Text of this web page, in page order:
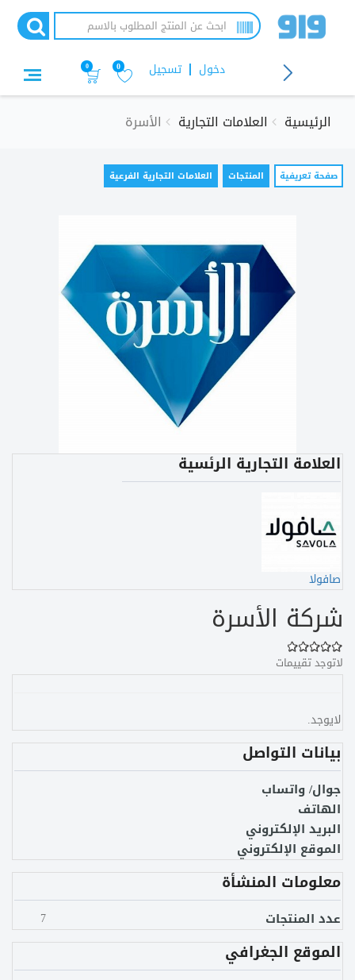
تسجيل دخول 0
0
الرئيسية العلامات التجارية الأسرة
التبويبات
صفحة تعريفية (علامة
التبويب
المنتجات العلامات التجارية الفرعية
العلامة التجارية الرئسية
صافولا
شركة الأسرة
لاتوجد تقييمات
لايوجد.
بيانات التواصل
جوال/ واتساب
الهاتف
البريد الإلكتروني
الموقع الإلكتروني
معلومات المنشأة
عدد المنتجات 7
الموقع الجغرافي